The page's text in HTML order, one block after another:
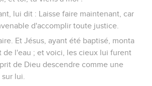
dans la sainte ville, et le place
de Dieu, jette-toi en bas, car il est
ordres à ses anges à ton sujet, et ils te
de peur que tu ne heurtes ton pied